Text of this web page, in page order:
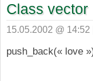
Class vector
15.05.2002 @ 14:52
push_back(« love